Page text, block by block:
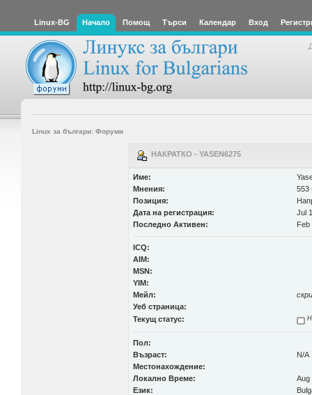
Linux-BG Начало Помощ Търси Календар Вход
Linux за българи: Форуми
НАКРАТКО - YASEN6275
Име:
Мнения:
553
Позиция:
Дата на регистрация:
Jul
Последно Активен:
Feb
ICQ:
AIM:
MSN:
YIM:
Мейл:
Уеб страница:
Текущ статус:
Пол:
Възраст:
N/A
Местонахождение:
Локално Време:
Aug
Език: